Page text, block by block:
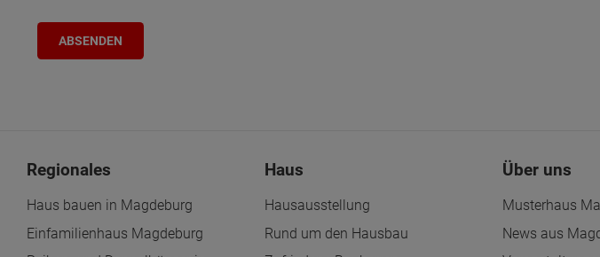
Regionales
Haus bauen in Magdeburg
Einfamilienhaus Magdeburg
Haus
Hausausstellung
Rund um den Hausbau
Über uns
Musterhaus
News aus